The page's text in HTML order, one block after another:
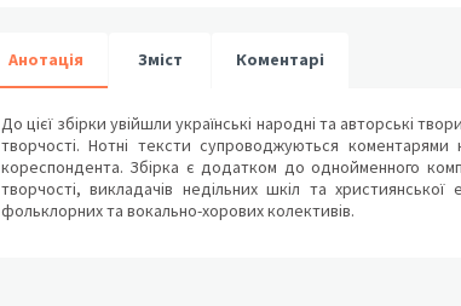
Анотація Зміст Коментарі
До цієї збірки увійшли українські народні та авторські
творчості. Нотні тексти супроводжуються коментарями
кореспондента. Збірка є додатком до однойменного
творчості, викладачів недільних шкіл та
фольклорних та вокально-хорових колективів.